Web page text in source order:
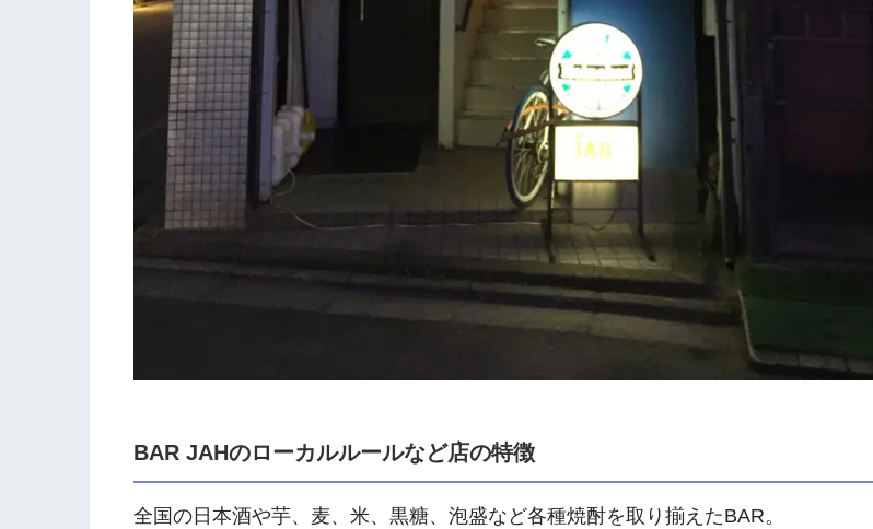
BAR JAHのローカルルールなど店の特徴
全国の日本酒や芋、麦、米、黒糖、泡盛など各種焼酎を取り揃えたBAR。